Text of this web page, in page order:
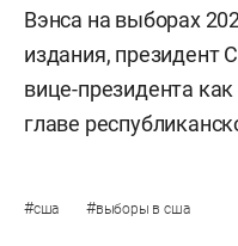
Вэнса на выборах
издания, президент
вице-президента
главе
#сша #выборы в сша